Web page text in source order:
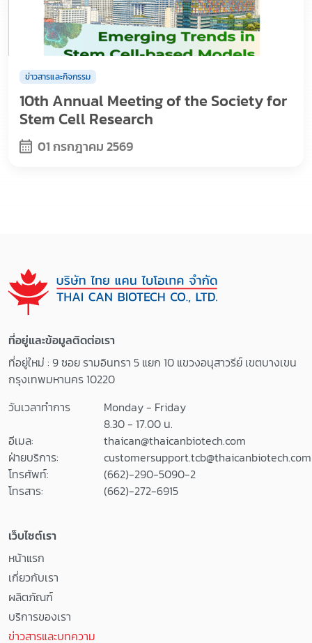
ข่าวสารและกิจกรรม
10th Annual Meeting of the Society for
Stem Cell Research
01 กรกฎาคม 2569
ที่อยู่และข้อมูลติดต่อเรา
ที่อยู่ใหม่ : 9 ซอย รามอินทรา 5 แยก 10 แขวงอนุสาวรีย์ เขตบางเขน
กรุงเทพมหานคร 10220
วันเวลาทำการ
Monday - Friday
8.30 - 17.00 น.
อีเมล:
thaican@thaicanbiotech.com
ฝ่ายบริการ:
customersupport.tcb@thaicanbiotech.com
โทรศัพท์:
(662)-290-5090-2
โทรสาร:
(662)-272-6915
เว็บไซต์เรา
หน้าแรก
เกี่ยวกับเรา
ผลิตภัณฑ์
บริการของเรา
ข่าวสารและบทความ